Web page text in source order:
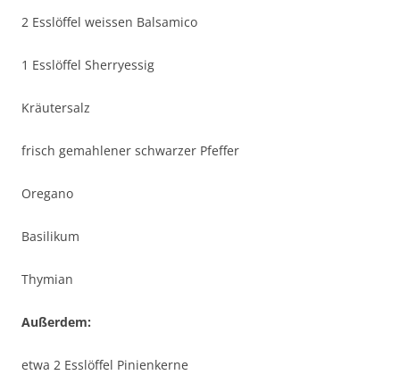
2 Esslöffel weissen Balsamico
1 Esslöffel Sherryessig
Kräutersalz
frisch gemahlener schwarzer Pfeffer
Oregano
Basilikum
Thymian
Außerdem:
etwa 2 Esslöffel Pinienkerne